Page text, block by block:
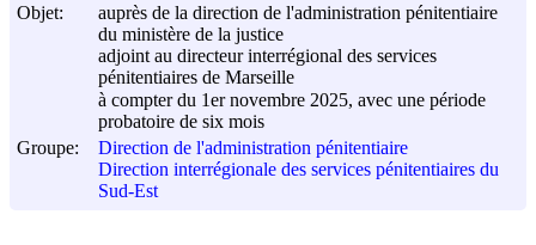
Objet:
auprès de la direction de l'administration pénitentiaire
du ministère de la justice
adjoint au directeur interrégional des services
pénitentiaires de Marseille
à compter du 1er novembre 2025, avec une période
probatoire de six mois
Groupe:
Direction de l'administration pénitentiaire
Direction interrégionale des services pénitentiaires du
Sud-Est